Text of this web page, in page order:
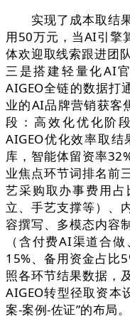
实现了成本取结果
用50万元，当AI引擎
体欢迎取线索跟进团
三是搭建轻量化AI
AIGEO全链的数据打
业的AI品牌营销获客
段：高效化优化阶
AIGEO优化效率取
库，智能体留资率
业焦点环节词排名前
艺采购取办事费用
立、手艺支撑等）、
容撰写、多模态内容
（含付费AI渠道合
15%、备用资金占比
照各环节结果数据，
AIGEO转型径取资本
案-案例-佐证”的布局。